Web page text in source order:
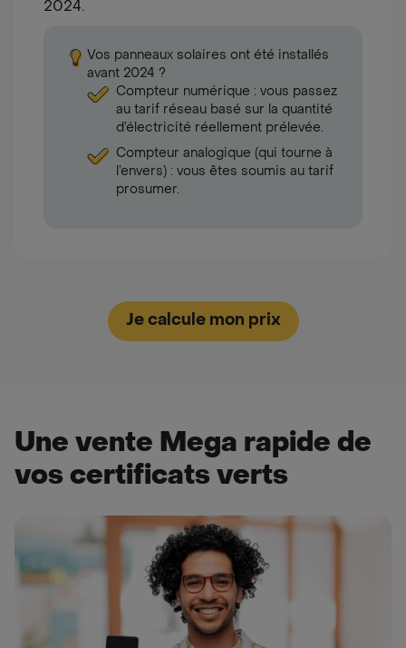
2024.
Vos panneaux solaires ont été installés
avant 2024 ?
Compteur numérique : vous passez
au tarif réseau basé sur la quantité
d’électricité réellement prélevée.
Compteur analogique (qui tourne à
l’envers) : vous êtes soumis au tarif
prosumer.
Je calcule mon prix
Une vente Mega rapide de
vos certificats verts